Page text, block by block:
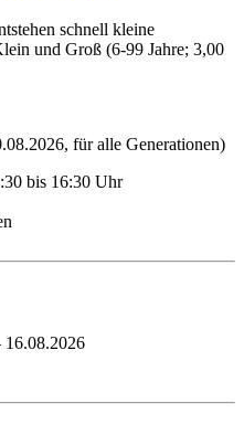
schnell kleine
und Groß (6-99 Jahre; 3,00
für alle Generationen)
bis 16:30 Uhr
16.08.2026